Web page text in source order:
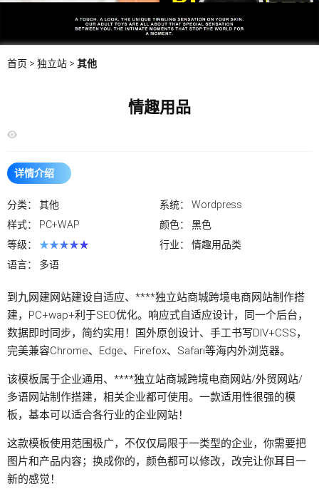
首页 > 独立站 > 其他
情趣用品
详情介绍
分类： 其他 系统： Wordpress
样式：
PC+WAP 颜色： 黑色
等级： ★★★★★ 行业： 情趣用品类
语言： 多语
到九网建网站建设自适应、****独立站商城跨境电商网站制作搭
建，PC+wap+利于SEO优化。响应式自适应设计，同一个后台，
数据即时同步，简约实用！国外原创设计、手工书写DIV+CSS，
完美兼容Chrome、Edge、Firefox、Safari等海内外浏览器。
该模板属于企业通用、****独立站商城跨境电商网站/外贸网站/
多语网站制作搭建，相关企业都可使用。一款适用性很强的模
板，基本可以适合各行业的企业网站！
这款模板使用范围极广，不仅仅局限于一类型的企业，你需要把
图片和产品内容；换成你的，颜色都可以修改，改完让你耳目一
新的感觉！